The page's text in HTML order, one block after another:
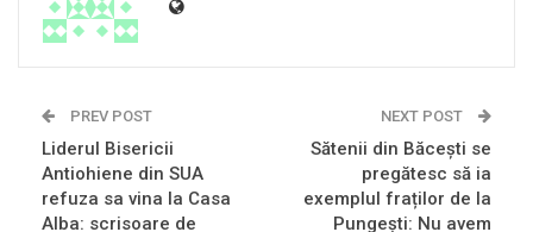
PREV POST
Liderul Bisericii
Antiohiene din SUA
refuza sa vina la Casa
Alba: scrisoare de
NEXT POST
Sătenii din Băcești se
pregătesc să ia
exemplul fraților de la
Pungești: Nu avem